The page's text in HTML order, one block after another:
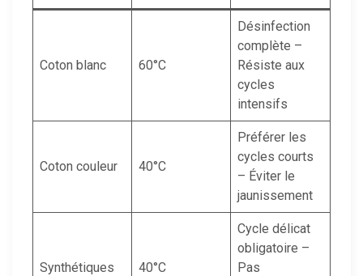
Coton blanc 60°C
Désinfection
complète –
Résiste aux
cycles
intensifs
Coton couleur 40°C
Préférer les
cycles courts
– Éviter le
jaunissement
Synthétiques 40°C
Cycle délicat
obligatoire –
Pas